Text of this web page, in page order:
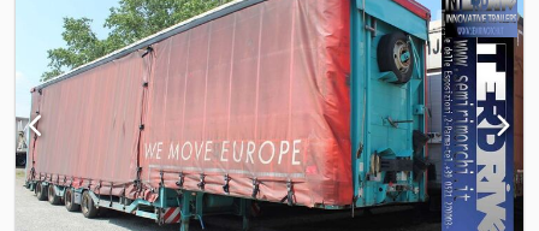
telhetőt megteszünk, hogy pontos információkat nyújtsunk, de a
közzétett szövegekből nem lehet jogok származtatni.
Semitechnokar rakfelület, 5 db dönthető hidraulikus karral
lemezek és döntött panelek szállításához, 3 tárcsás tengellyel (3.
kormányzott tengely), EBS, légrugós felfüggesztés, 2005-ös
évjárat, rozsdamentes acéltárolók, elektromos működtető
csatlakozóaljzat, süllyesztett fülkampók, lemezek rögzítéséhez
stiftek, FORGALMAZÓ: INTERDRIVE SRL – Parma. Crodpfx Aet
Twlnja Uof